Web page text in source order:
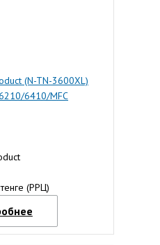
(N-TN-3600XL)
6410/MFC
(РРЦ)